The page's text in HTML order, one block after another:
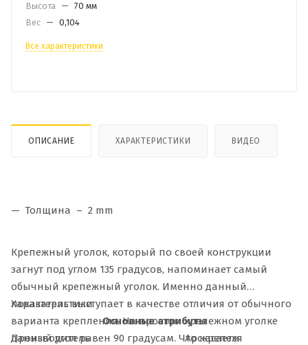
Высота — 70 мм
Вес — 0,104
Все характеристики
ОПИСАНИЕ ХАРАКТЕРИСТИКИ ВИДЕО
Толщина – 2 mm
Крепежный уголок, который по своей конструкции
загнут под углом 135 градусов, напоминает самый
обычный крепежный уголок. Именно данный
показатель выступает в качестве отличия от обычного
варианта крепления. На простом крепежном уголке
данный угол равен 90 градусам. Что касается
Характеристики
Основные атрибуты
Производитель
Арскрепеж